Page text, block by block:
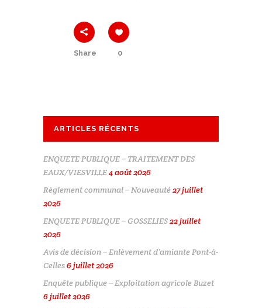
Share 0
ARTICLES RÉCENTS
ENQUETE PUBLIQUE – TRAITEMENT DES
EAUX/VIESVILLE4 août 2026
Règlement communal – Nouveauté27 juillet
2026
ENQUETE PUBLIQUE – GOSSELIES22 juillet
2026
Avis de décision – Enlèvement d’amiante Pont-à-
Celles6 juillet 2026
Enquête publique – Exploitation agricole Buzet
6 juillet 2026